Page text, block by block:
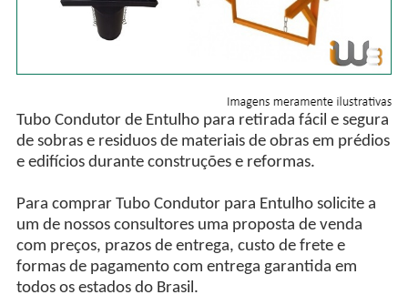
Tubo Condutor de Entulho para retirada fácil e segura
de sobras e residuos de materiais de obras em prédios
e edifícios durante construções e reformas.
Para comprar Tubo Condutor para Entulho solicite a
um de nossos consultores uma proposta de venda
com preços, prazos de entrega, custo de frete e
formas de pagamento com entrega garantida em
todos os estados do Brasil.